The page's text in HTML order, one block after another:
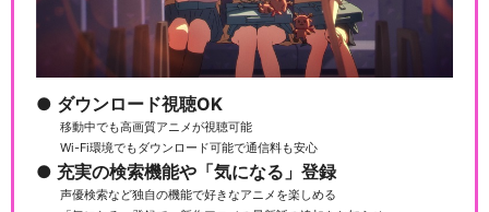
ズ17）
きかんしゃトーマス（シリー
ズ18）
ダウンロード視聴OK
移動中でも高画質アニメが視聴可能
Wi-Fi環境でもダウンロード可能で通信料も安心
充実の検索機能や「気になる」登録
声優検索など独自の機能で好きなアニメを楽しめる